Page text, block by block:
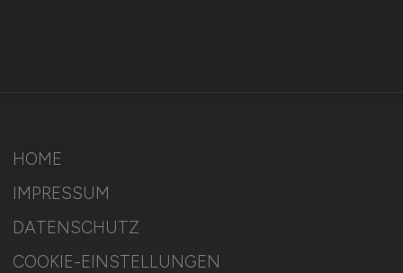
HOME
IMPRESSUM
DATENSCHUTZ
COOKIE-EINSTELLUNGEN